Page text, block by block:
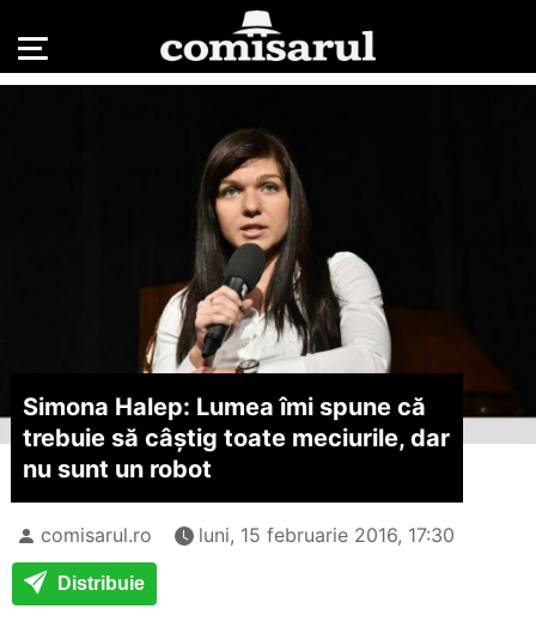
Simona Halep: Lumea îmi spune că
trebuie să câștig toate meciurile, dar
nu sunt un robot
comisarul.ro luni, 15 februarie 2016, 17:30
Distribuie